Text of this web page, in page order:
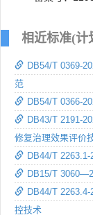
相近标准(计
DB54/T 0369-
范
DB54/T 0366-
DB43/T 2191-
修复治理效果评价
DB44/T
DB15/T
DB44/T
控技术